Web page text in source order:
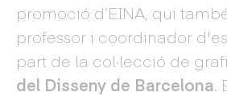
promoció d’EINA, qui
professor i coordinador
part de la col·lecció de
del Disseny de Barcelona.